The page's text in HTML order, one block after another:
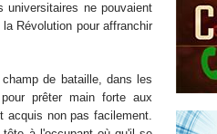
ne pouvaient
Révolution pour affranchir
de bataille, dans les
prêter main forte aux
acquis non pas facilement.